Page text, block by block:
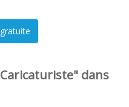
dans